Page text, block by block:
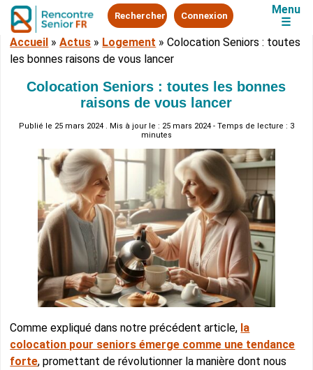
Rechercher Connexion
Menu
☰
Accueil »Actus » Logement »Colocation Seniors : toutes
les bonnes raisons de vous lancer
Colocation Seniors : toutes les bonnes
raisons de vous lancer
Publié le 25 mars 2024 . Mis à jour le : 25 mars 2024 - Temps de lecture : 3
minutes
Comme expliqué dans notre précédent article, la
colocation pour seniors émerge comme une tendance
forte, promettant de révolutionner la manière dont nous